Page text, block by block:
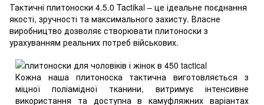
Тактичні плитоноски 4.5.0 Tactikal – це ідеальне поєднання
якості, зручності та максимального захисту. Власне
виробництво дозволяє створювати плитоноски з
урахуванням реальних потреб військових.
Кожна наша плитоноска тактична виготовляється з
міцної поліамідної тканини, витримує інтенсивне
використання та доступна в камуфляжних варіантах